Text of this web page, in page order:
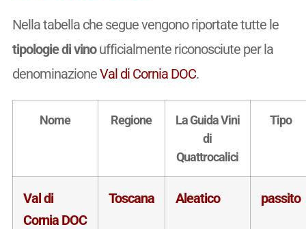
Nella tabella che segue vengono riportate tutte le
tipologie di vinoufficialmente riconosciute per la
denominazioneVal di Cornia DOC.
Nome Regione
La Guida Vini
di
Quattrocalici
Tipo
Val di
Cornia DOC
Toscana Aleatico passito